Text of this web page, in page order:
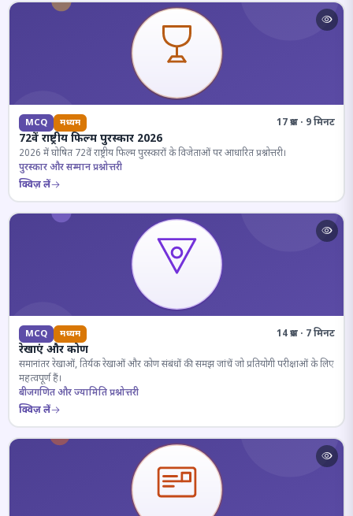
MCQ मध्यम 17 प्रश्न · 9 मिनट
72वें राष्ट्रीय फिल्म पुरस्कार 2026
2026 में घोषित 72वें राष्ट्रीय फिल्म पुरस्कारों के विजेताओं पर आधारित प्रश्नोत्तरी।
पुरस्कार और सम्मान प्रश्नोत्तरी
क्विज़ लें
MCQ मध्यम 14 प्रश्न · 7 मिनट
रेखाएं और कोण
समानांतर रेखाओं, तिर्यक रेखाओं और कोण संबंधों की समझ जांचें जो प्रतियोगी परीक्षाओं के लिए
महत्वपूर्ण हैं।
बीजगणित और ज्यामिति प्रश्नोत्तरी
क्विज़ लें